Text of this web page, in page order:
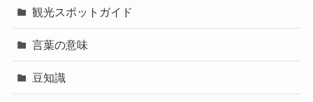
観光スポットガイド
言葉の意味
豆知識